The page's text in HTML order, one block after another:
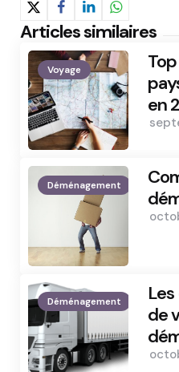
Articles similaires
Voyage
en
Déménagement
Déménagement
de